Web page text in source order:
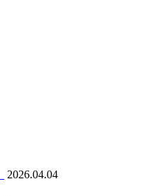
2026.04.04